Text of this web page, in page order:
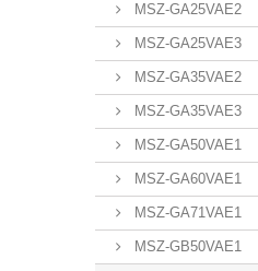
MSZ-GA25VAE2
MSZ-GA25VAE3
MSZ-GA35VAE2
MSZ-GA35VAE3
MSZ-GA50VAE1
MSZ-GA60VAE1
MSZ-GA71VAE1
MSZ-GB50VAE1